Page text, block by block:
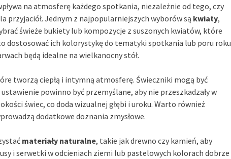
na atmosferę każdego spotkania, niezależnie od tego, czy
przyjaciół. Jednym z najpopularniejszych wyborów są kwiaty,
świeże bukiety lub kompozycje z suszonych kwiatów, które
dostosować ich kolorystykę do tematyki spotkania lub poru roku
będą idealne na wielkanocny stół.
tworzą ciepłą i intymną atmosferę. Świeczniki mogą być
powinno być przemyślane, aby nie przeszkadzały w
świec, co doda wizualnej głębi i uroku. Warto również
dodatkowe doznania zmysłowe.
materiały naturalne, takie jak drewno czy kamień, aby
i serwetki w odcieniach ziemi lub pastelowych kolorach dobrze